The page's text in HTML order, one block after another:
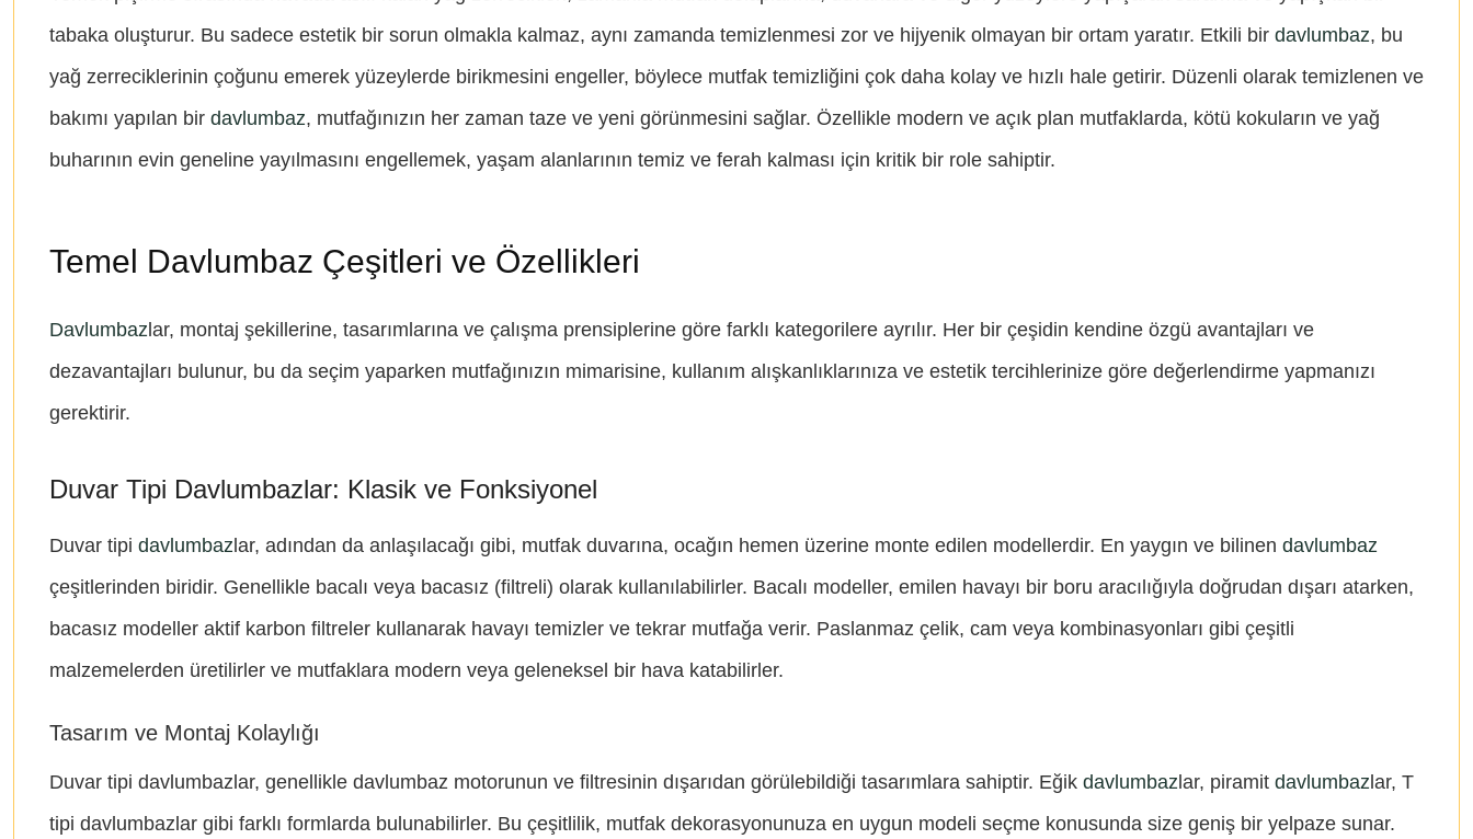
tabaka oluşturur. Bu sadece estetik bir sorun olmakla kalmaz, aynı zamanda temizlenmesi zor ve hijyenik olmayan bir ortam yaratır. Etkili bir davlumbaz, bu
yağ zerreciklerinin çoğunu emerek yüzeylerde birikmesini engeller, böylece mutfak temizliğini çok daha kolay ve hızlı hale getirir. Düzenli olarak temizlenen ve
bakımı yapılan bir davlumbaz, mutfağınızın her zaman taze ve yeni görünmesini sağlar. Özellikle modern ve açık plan mutfaklarda, kötü kokuların ve yağ
buharının evin geneline yayılmasını engellemek, yaşam alanlarının temiz ve ferah kalması için kritik bir role sahiptir.
Temel Davlumbaz Çeşitleri ve Özellikleri
Davlumbazlar, montaj şekillerine, tasarımlarına ve çalışma prensiplerine göre farklı kategorilere ayrılır. Her bir çeşidin kendine özgü avantajları ve
dezavantajları bulunur, bu da seçim yaparken mutfağınızın mimarisine, kullanım alışkanlıklarınıza ve estetik tercihlerinize göre değerlendirme yapmanızı
gerektirir.
Duvar Tipi Davlumbazlar: Klasik ve Fonksiyonel
Duvar tipi davlumbaz lar, adından da anlaşılacağı gibi, mutfak duvarına, ocağın hemen üzerine monte edilen modellerdir. En yaygın ve bilinen davlumbaz
çeşitlerinden biridir. Genellikle bacalı veya bacasız (filtreli) olarak kullanılabilirler. Bacalı modeller, emilen havayı bir boru aracılığıyla doğrudan dışarı atarken,
bacasız modeller aktif karbon filtreler kullanarak havayı temizler ve tekrar mutfağa verir. Paslanmaz çelik, cam veya kombinasyonları gibi çeşitli
malzemelerden üretilirler ve mutfaklara modern veya geleneksel bir hava katabilirler.
Tasarım ve Montaj Kolaylığı
Duvar tipi davlumbazlar, genellikle davlumbaz motorunun ve filtresinin dışarıdan görülebildiği tasarımlara sahiptir. Eğik davlumbaz lar, piramit davlumbaz lar, T
tipi davlumbazlar gibi farklı formlarda bulunabilirler. Bu çeşitlilik, mutfak dekorasyonunuza en uygun modeli seçme konusunda size geniş bir yelpaze sunar.